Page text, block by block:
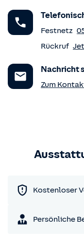
Festnetz
Rückruf
Nachricht
Zum
Kostenloser
Persönliche